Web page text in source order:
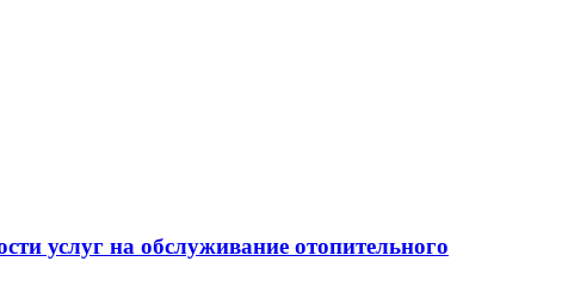
услуг на обслуживание отопительного